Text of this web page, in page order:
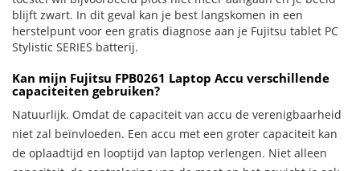
blijft zwart. In dit geval kan je best langskomen in een
herstelpunt voor een gratis diagnose aan je Fujitsu tablet PC
Stylistic SERIES batterij.
Kan mijn Fujitsu FPB0261 Laptop Accu verschillende
capaciteiten gebruiken?
Natuurlijk. Omdat de capaciteit van accu de verenigbaarheid
niet zal beïnvloeden. Een accu met een groter capaciteit kan
de oplaadtijd en looptijd van laptop verlengen. Niet alleen